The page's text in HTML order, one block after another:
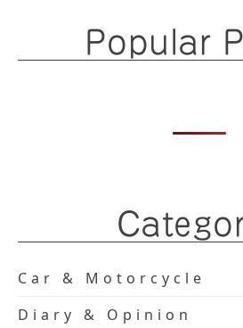
Popular
Car & Motorcycle
Diary & Opinion